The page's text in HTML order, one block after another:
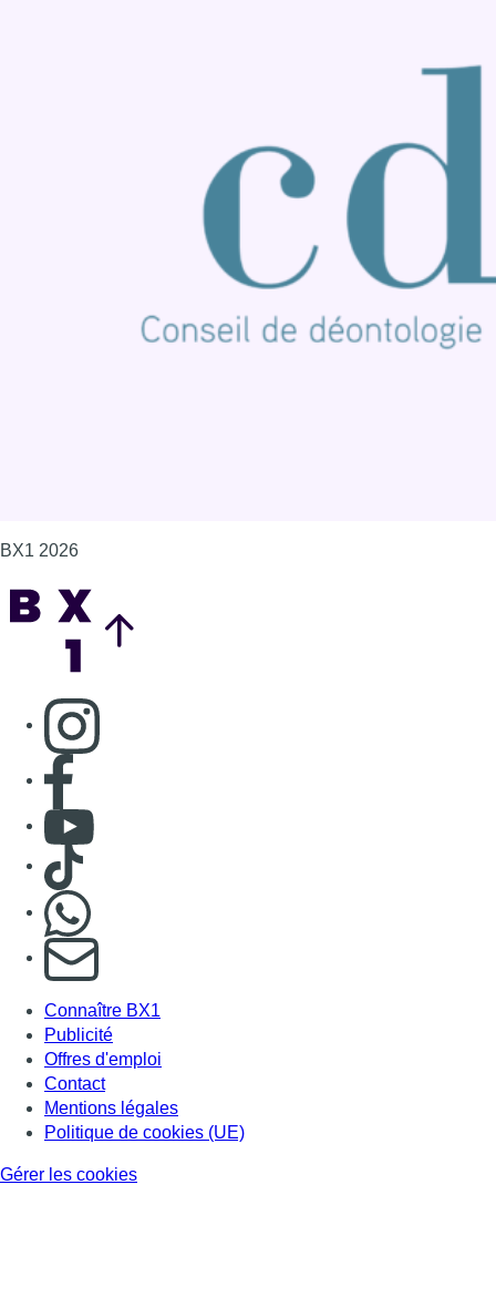
BX1 2026
Consulter page Instagram
Consulter page Facebook
Consulter Youtube
Consulter TikTok
S'abonner à notre newsletter
Connaître BX1
Publicité
Offres d'emploi
Contact
Mentions légales
Politique de cookies (UE)
Gérer les cookies